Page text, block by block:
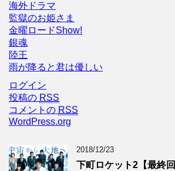
海外ドラマ
監獄のお姫さま
金曜ロードShow!
銀魂
陸王
雨が降ると君は優しい
ログイン
投稿の RSS
コメントの RSS
WordPress.org
2018/12/23
下町ロケット2【最終